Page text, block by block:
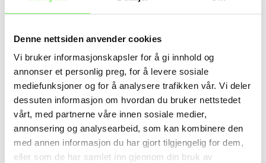
Denne nettsiden anvender cookies
Vi bruker informasjonskapsler for å gi innhold og
annonser et personlig preg, for å levere sosiale
mediefunksjoner og for å analysere trafikken vår. Vi deler
dessuten informasjon om hvordan du bruker nettstedet
vårt, med partnerne våre innen sosiale medier,
annonsering og analysearbeid, som kan kombinere den
med annen informasjon du har gjort tilgjengelig for dem,
eller som de har samlet inn gjennom din bruk av
Kiil-Sandtangen - Full kontroll på alle
oppgaver